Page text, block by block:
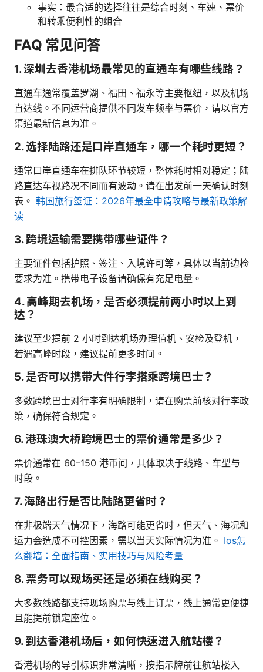
事实：最合适的选择往往是综合时刻、车速、票价
和转乘便利性的组合
FAQ 常见问答
1. 深圳去香港机场最常见的直通车有哪些线路？
直通车通常覆盖罗湖、福田、福永等主要枢纽，以及机场
直达线。不同运营商提供不同发车频率与票价，请以官方
渠道最新信息为准。
2. 选择陆路还是口岸直通车，哪一个耗时更短？
通常口岸直通车在排队环节较短，整体耗时相对稳定；陆
路直达车视路况不同而有波动。请在出发前一天确认时刻
表。 韩国旅行签证：2026年最全申请攻略与最新政策解
读
3. 跨境运输需要携带哪些证件？
主要证件包括护照、签注、入境许可等，具体以当前边检
要求为准。携带电子设备请确保有充足电量。
4. 高峰期去机场，是否必须提前两小时以上到
达？
建议至少提前 2 小时到达机场办理值机、安检及登机，
若遇高峰时段，建议提前更多时间。
5. 是否可以携带大件行李搭乘跨境巴士？
多数跨境巴士对行李有明确限制，请在购票前核对行李政
策，确保符合规定。
6. 港珠澳大桥跨境巴士的票价通常是多少？
票价通常在 60–150 港币间，具体取决于线路、车型与
时段。
7. 海路出行是否比陆路更省时？
在非极端天气情况下，海路可能更省时，但天气、海况和
运力会造成不可控因素，需以当天实际情况为准。 Ios怎
么翻墙：全面指南、实用技巧与风险考量
8. 票务可以现场买还是必须在线购买？
大多数线路都支持现场购票与线上订票，线上通常更便捷
且能提前锁定座位。
9. 到达香港机场后，如何快速进入航站楼？
香港机场的导引标识非常清晰，按指示牌前往航站楼入